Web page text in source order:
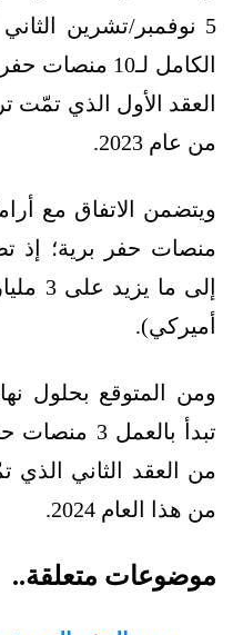
5 نوفمبر/تشرين
الكامل لـ10
العقد الأول الذي تمّت
من عام 2023.
منصات حفر برية؛ إذ
أميركي).
تبدأ
من العقد الثاني الذي
من هذا العام 2024.
موضوعات متعلقة..